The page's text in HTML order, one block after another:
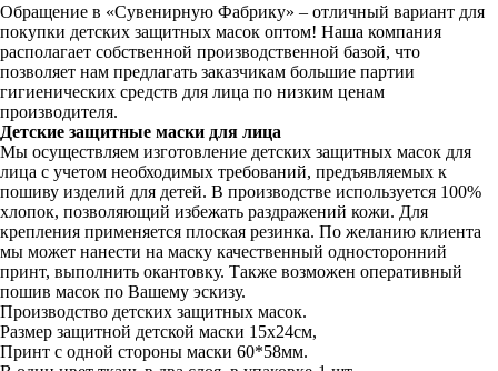
Обращение в «Сувенирную Фабрику» – отличный вариант для
покупки детских защитных масок оптом! Наша компания
располагает собственной производственной базой, что
позволяет нам предлагать заказчикам большие партии
гигиенических средств для лица по низким ценам
производителя.
Детские защитные маски для лица
Мы осуществляем изготовление детских защитных масок для
лица с учетом необходимых требований, предъявляемых к
пошиву изделий для детей. В производстве используется 100%
хлопок, позволяющий избежать раздражений кожи. Для
крепления применяется плоская резинка. По желанию клиента
мы может нанести на маску качественный односторонний
принт, выполнить окантовку. Также возможен оперативный
пошив масок по Вашему эскизу.
Производство детских защитных масок.
Размер защитной детской маски 15х24см,
Принт с одной стороны маски 60*58мм.